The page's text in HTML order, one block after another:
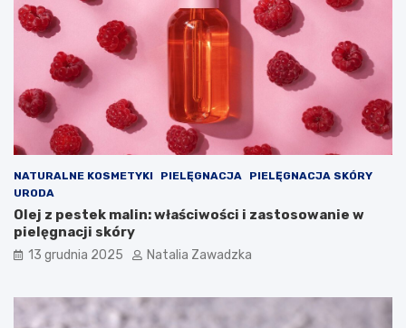
o
w
o
w
e
z
i
e
ć
(
P
P
c
w
a
r
t
o
NATURALNE KOSMETYKI PIELĘGNACJA
PIELĘGNACJA SKÓRY
URODA
Olej z pestek malin: właściwości i zastosowanie w
pielęgnacji skóry
13 grudnia 2025 Natalia Zawadzka